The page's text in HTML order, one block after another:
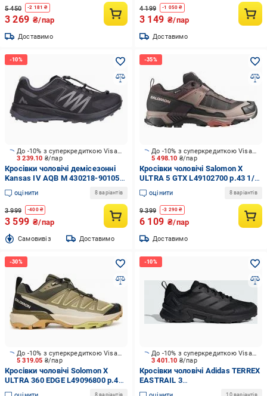
5 450 -2 181 ₴
3 269 ₴/пар
Доставимо
4 199 -1 050 ₴
3 149 ₴/пар
Доставимо
3 239.10 ₴/пар
До -10% з суперкредиткою Visa Вигода
Кросівки чоловічі демісезонні
Kansas IV AQB M 430218-901057
р.42 чорні
оцінити 8 варіантів
3 999 -400₴
3 599 ₴/пар
Cамовивіз Доставимо
5 498.10 ₴/пар
До -10% з суперкредиткою Visa Вигода
Кросівки чоловічі Salomon X
ULTRA 5 GTX L49102700 р.43 1/3
коричневі
оцінити 8 варіантів
9 399 -3 290 ₴
6 109 ₴/пар
Доставимо
5 319.05 ₴/пар
До -10% з суперкредиткою Visa Вигода
Кросівки чоловічі Solomon X
ULTRA 360 EDGE L49096800 р.41
1/3 зелені
8 варіантів
3 401.10 ₴/пар
До -10% з суперкредиткою Visa Вигода
Кросівки чоловічі Adidas TERREX
EASTRAIL 3
CBLACK/CARBON/GREFOU
10 варіантів